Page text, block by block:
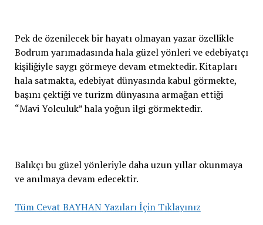
Pek de özenilecek bir hayatı olmayan yazar özellikle
Bodrum yarımadasında hala güzel yönleri ve edebiyatçı
kişiliğiyle saygı görmeye devam etmektedir. Kitapları
hala satmakta, edebiyat dünyasında kabul görmekte,
başını çektiği ve turizm dünyasına armağan ettiği
“Mavi Yolculuk” hala yoğun ilgi görmektedir.
Balıkçı bu güzel yönleriyle daha uzun yıllar okunmaya
ve anılmaya devam edecektir.
Tüm Cevat BAYHANYazıları İçin Tıklayınız